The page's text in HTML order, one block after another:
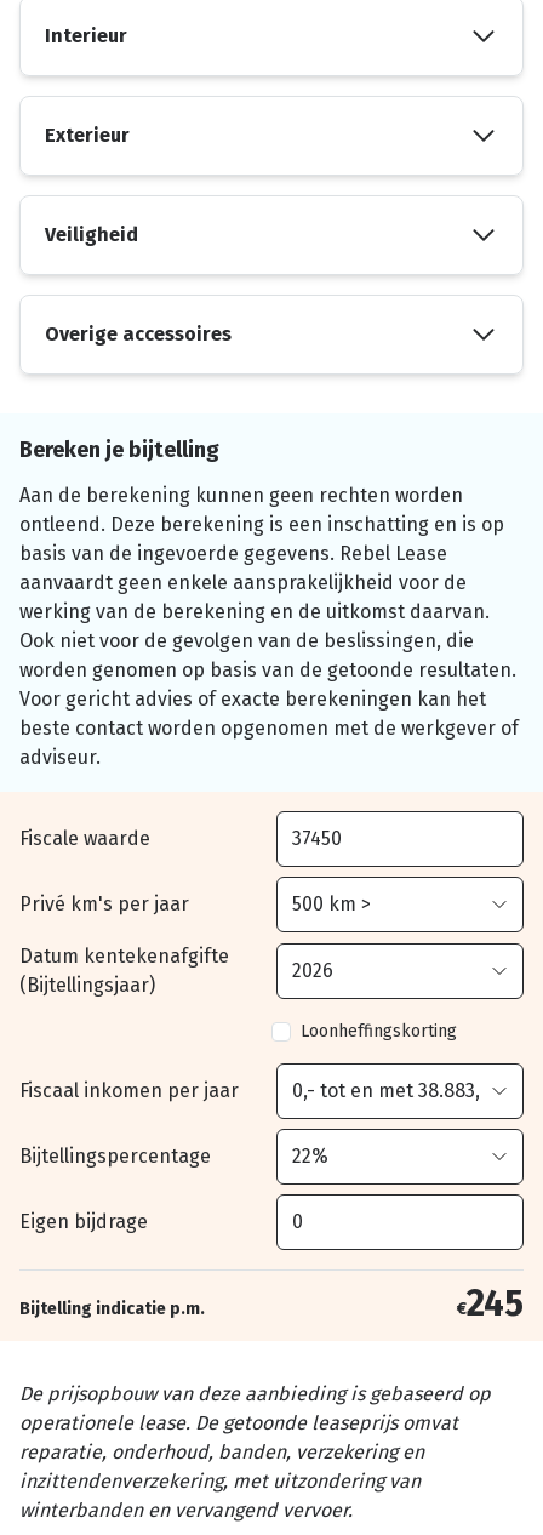
Interieur
Exterieur
Veiligheid
Overige accessoires
Bereken je bijtelling
Aan de berekening kunnen geen rechten worden
ontleend. Deze berekening is een inschatting en is op
basis van de ingevoerde gegevens. Rebel Lease
aanvaardt geen enkele aansprakelijkheid voor de
werking van de berekening en de uitkomst daarvan.
Ook niet voor de gevolgen van de beslissingen, die
worden genomen op basis van de getoonde resultaten.
Voor gericht advies of exacte berekeningen kan het
beste contact worden opgenomen met de werkgever of
adviseur.
Fiscale waarde
Privé km's per jaar
Datum kentekenafgifte
(Bijtellingsjaar)
Loonheffingskorting
Fiscaal inkomen per jaar
Bijtellingspercentage
Eigen bijdrage
Bijtelling indicatie p.m. €245
De prijsopbouw van deze aanbieding is gebaseerd op
operationele lease. De getoonde leaseprijs omvat
reparatie, onderhoud, banden, verzekering en
inzittendenverzekering, met uitzondering van
winterbanden en vervangend vervoer.